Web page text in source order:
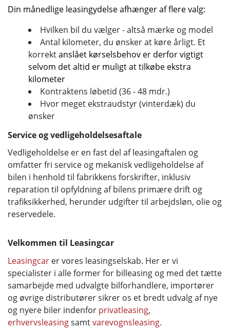
Din månedlige leasingydelse afhænger af flere valg:
Hvilken bil du vælger - altså mærke og model
Antal kilometer, du ønsker at køre årligt. Et
korrektanslået kørselsbehov er derfor vigtigt
selvom det altid er muligt at tilkøbe ekstra
kilometer
Kontraktens løbetid (36 - 48 mdr.)
Hvor meget ekstraudstyr (vinterdæk) du
ønsker
Service og vedligeholdelsesaftale
Vedligeholdelse er en fast del af leasingaftalen og
omfatter fri service og mekanisk vedligeholdelse af
bilen i henhold til fabrikkens forskrifter, inklusiv
reparation til opfyldning af bilens primære drift og
trafiksikkerhed, herunder udgifter til arbejdsløn, olie og
reservedele.
Velkommen til Leasingcar
Leasingcar er vores leasingselskab. Her er vi
specialister i alle former for billeasing og med dettætte
samarbejde med udvalgte bilforhandlere, importører
og øvrige distributører sikrer os et bredt udvalg af nye
og nyere biler indenfor privatleasing,
erhvervsleasingsamtvarevognsleasing.